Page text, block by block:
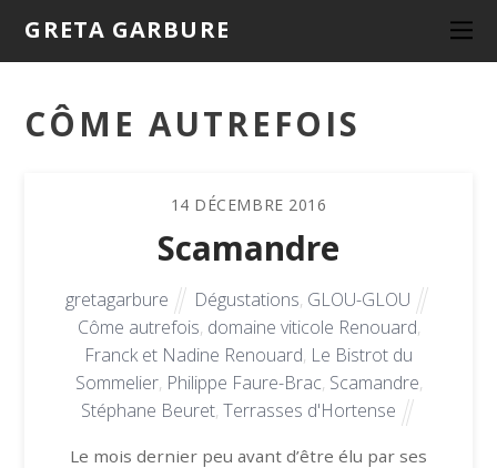
GRETA GARBURE
CÔME AUTREFOIS
14 DÉCEMBRE 2016
Scamandre
gretagarbure Dégustations, GLOU-GLOU
Côme autrefois, domaine viticole Renouard,
Franck et Nadine Renouard, Le Bistrot du
Sommelier, Philippe Faure-Brac, Scamandre,
Stéphane Beuret, Terrasses d'Hortense
Le mois dernier peu avant d’être élu par ses